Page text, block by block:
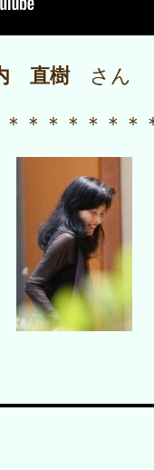
直樹さん
＊＊＊＊＊＊